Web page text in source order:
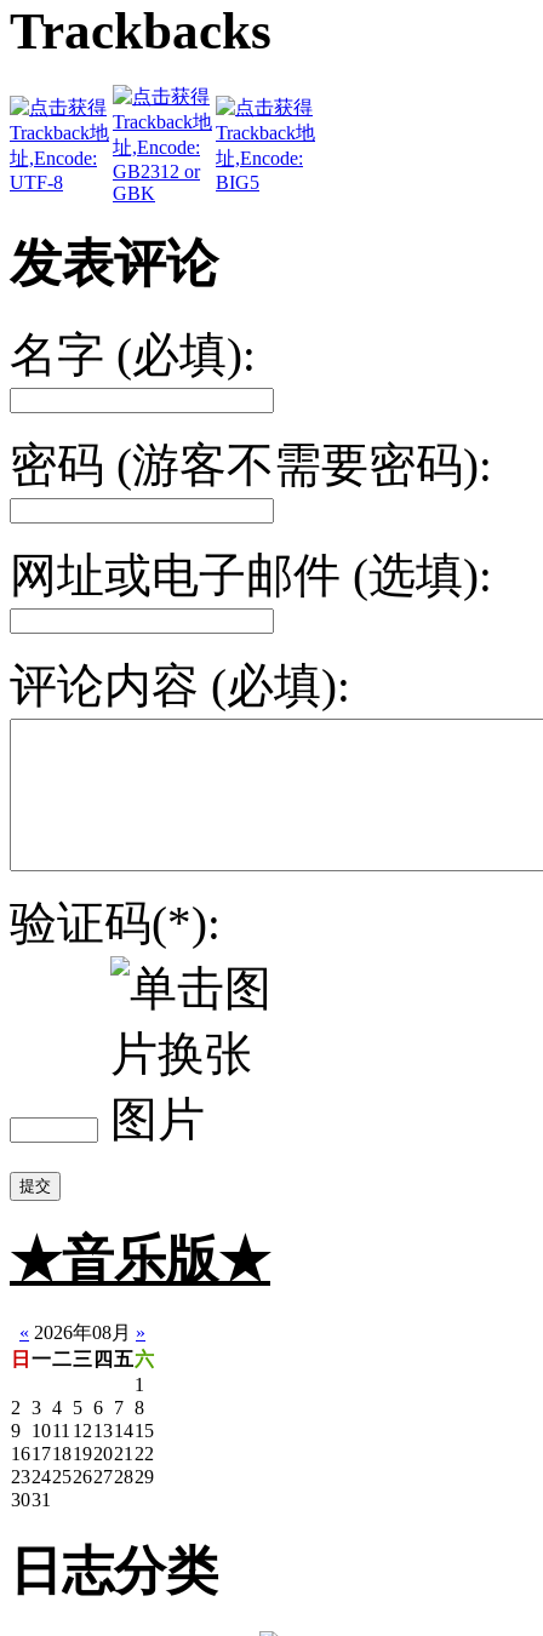
Trackbacks
发表评论
名字 (必填):
密码 (游客不需要密码):
网址或电子邮件 (选填):
评论内容 (必填):
验证码(*):
提交
★音乐版★
« 2026年08月 »
日 一二三 四 五六
1
2 3 4 5 6 7 8
9 1011 12131415
161718192021 22
23242526272829
3031
日志分类